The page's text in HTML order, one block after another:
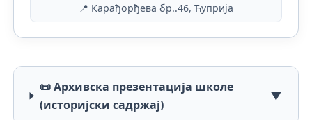
📍 Карађорђева бр..46, Ћуприја
📜 Архивска презентација школе
(историјски садржај)
▼